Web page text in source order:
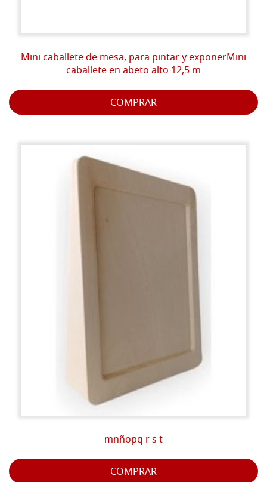
Mini caballete de mesa, para pintar y exponerMini
caballete en abeto alto 12,5 m
COMPRAR
mnñopq r s t
COMPRAR